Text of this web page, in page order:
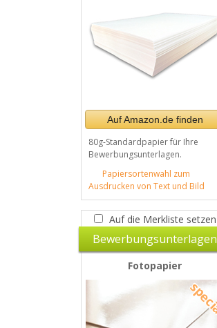
Auf Amazon.de finden
80g-Standardpapier für Ihre
Bewerbungsunterlagen.
Papiersortenwahl zum
Ausdrucken von Text und Bild
Auf die Merkliste setzen
Bewerbungsunterlagen
Fotopapier